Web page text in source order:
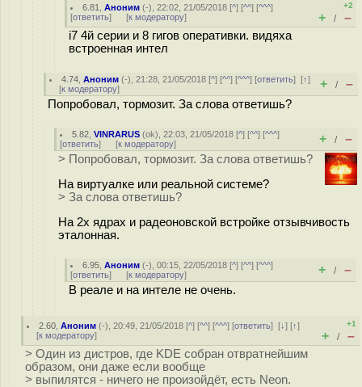
6.81 ,Аноним (-), 22:02, 21/05/2018 [^] [^^] [^^^]
[ответить] [к модератору]
+2
+ / –
i7 4й серии и 8 гигов оперативки. видяха
встроенная интел
4.74 ,Аноним (-), 21:28, 21/05/2018 [^] [^^] [^^^] [ответить][↑]
[к модератору] + / –
Попробовал, тормозит. За слова ответишь?
5.82 ,VINRARUS (ok), 22:03, 21/05/2018 [^] [^^] [^^^]
[ответить] [к модератору] + / –
> Попробовал, тормозит. За слова ответишь?
На виртуалке или реальной системе?
> За слова ответишь?
На 2х ядрах и радеоновской встройке отзывчивость
эталонная.
6.95 ,Аноним (-), 00:15, 22/05/2018 [^] [^^] [^^^]
[ответить] [к модератору] + / –
В реале и на интеле не очень.
2.60 ,Аноним (-), 20:49, 21/05/2018 [^] [^^] [^^^] [ответить][↓] [↑]
[к модератору]
+1
+ / –
> Один из дистров, где KDE собран отвратнейшим
образом, они даже если вообще
> выпилятся - ничего не произойдёт, есть Neon.